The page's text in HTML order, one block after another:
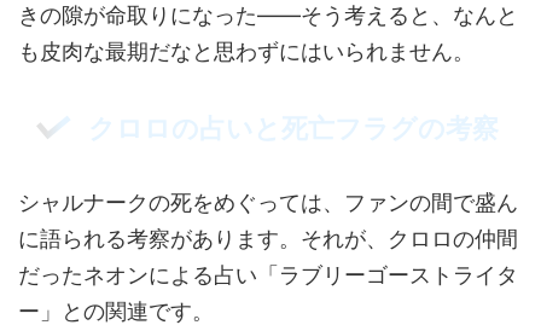
きの隙が命取りになった——そう考えると、なんと
も皮肉な最期だなと思わずにはいられません。
クロロの占いと死亡フラグの考察
シャルナークの死をめぐっては、ファンの間で盛ん
に語られる考察があります。それが、クロロの仲間
だったネオンによる占い「ラブリーゴーストライタ
ー」との関連です。